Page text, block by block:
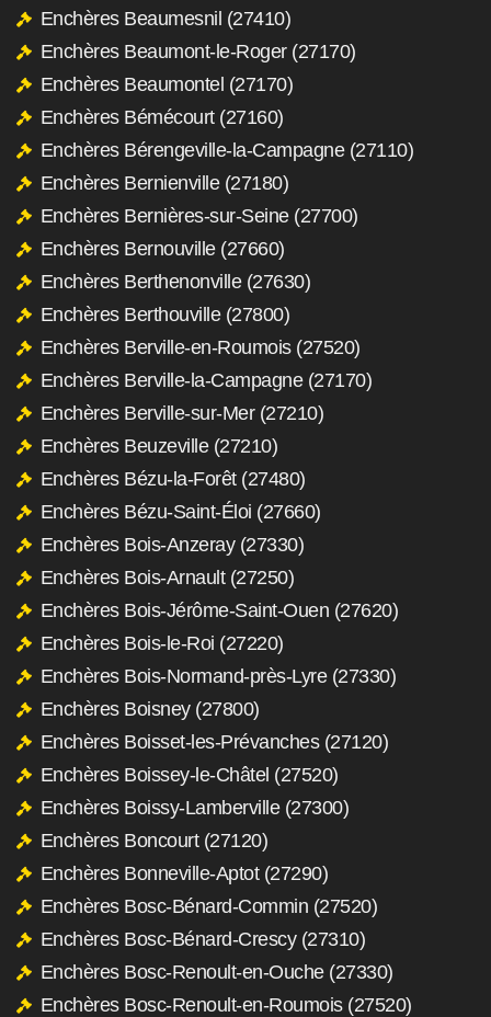
Enchères Beaumesnil (27410)
Enchères Beaumont-le-Roger (27170)
Enchères Beaumontel (27170)
Enchères Bémécourt (27160)
Enchères Bérengeville-la-Campagne (27110)
Enchères Bernienville (27180)
Enchères Bernières-sur-Seine (27700)
Enchères Bernouville (27660)
Enchères Berthenonville (27630)
Enchères Berthouville (27800)
Enchères Berville-en-Roumois (27520)
Enchères Berville-la-Campagne (27170)
Enchères Berville-sur-Mer (27210)
Enchères Beuzeville (27210)
Enchères Bézu-la-Forêt (27480)
Enchères Bézu-Saint-Éloi (27660)
Enchères Bois-Anzeray (27330)
Enchères Bois-Arnault (27250)
Enchères Bois-Jérôme-Saint-Ouen (27620)
Enchères Bois-le-Roi (27220)
Enchères Bois-Normand-près-Lyre (27330)
Enchères Boisney (27800)
Enchères Boisset-les-Prévanches (27120)
Enchères Boissey-le-Châtel (27520)
Enchères Boissy-Lamberville (27300)
Enchères Boncourt (27120)
Enchères Bonneville-Aptot (27290)
Enchères Bosc-Bénard-Commin (27520)
Enchères Bosc-Bénard-Crescy (27310)
Enchères Bosc-Renoult-en-Ouche (27330)
Enchères Bosc-Renoult-en-Roumois (27520)